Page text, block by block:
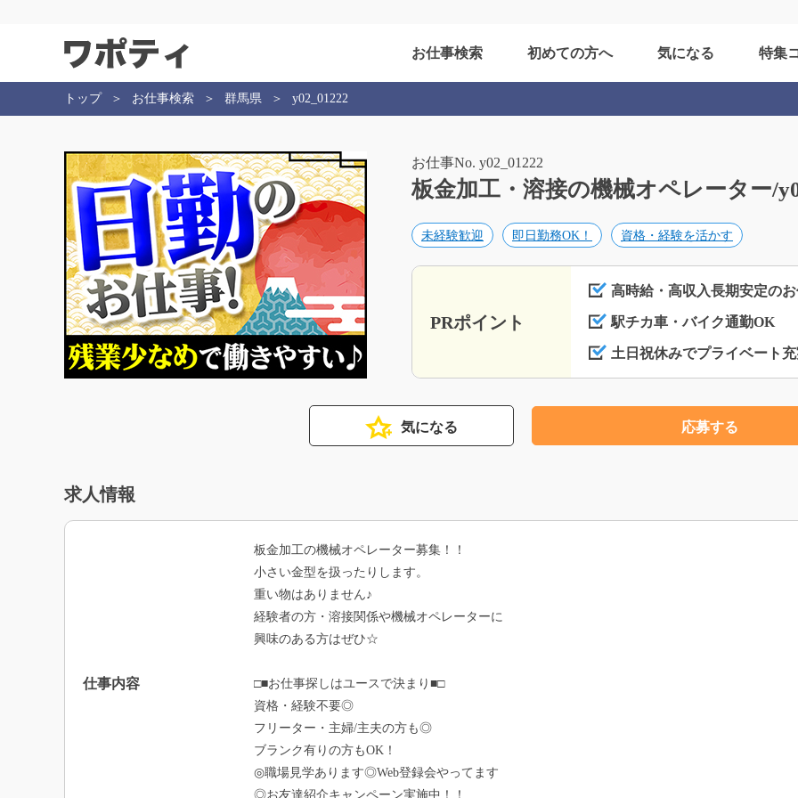
お仕事検索 初めての方へ 気になる 特集
トップ お仕事検索 群馬県 y02_01222
お仕事No. y02_01222
板金加工・溶接の機械オペレーター/
未経験歓迎 即日勤務OK！ 資格・経験を活かす
PRポイント
高時給・高収入長期安定の
駅チカ車・バイク通勤OK
土日祝休みでプライベート
気になる 応募する
求人情報
仕事内容
板金加工の機械オペレーター募集！！
小さい金型を扱ったりします。
重い物はありません♪
経験者の方・溶接関係や機械オペレーターに
興味のある方はぜひ☆
□■お仕事探しはユースで決まり■□
資格・経験不要◎
フリーター・主婦/主夫の方も◎
ブランク有りの方もOK！
◎職場見学あります◎Web登録会やってます
◎お友達紹介キャンペーン実施中！！